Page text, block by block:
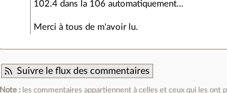
102.4 dans la 106 automatiquement…
Merci à tous de m'avoir lu.
Suivre le flux des commentaires
Note : les commentaires appartiennent à celles et ceux qui les ont